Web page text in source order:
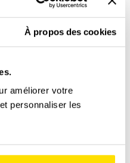
À propos des cookies
améliorer votre
personnaliser les